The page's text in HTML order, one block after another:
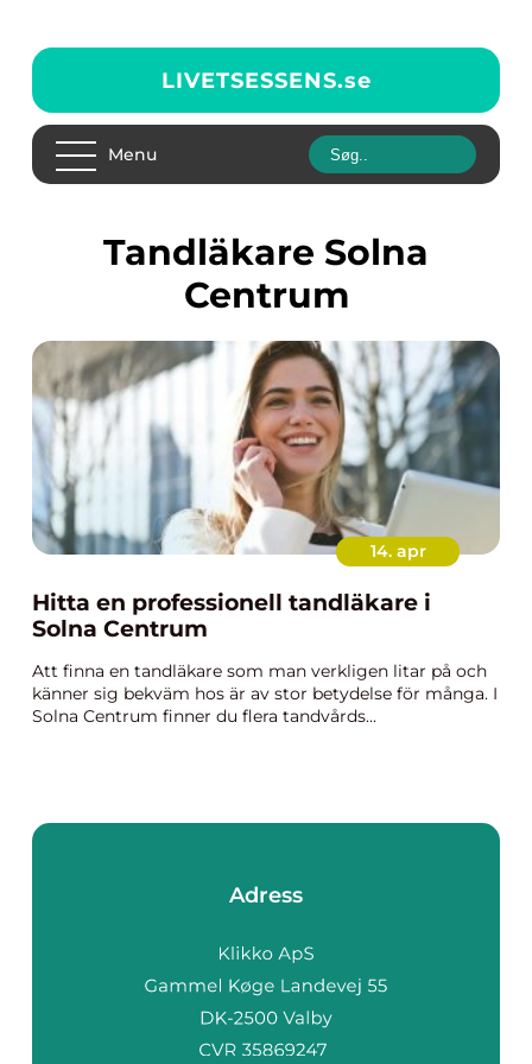
LIVETSESSENS.se
Menu
Tandläkare Solna
Centrum
14. apr
Hitta en professionell tandläkare i
Solna Centrum
Att finna en tandläkare som man verkligen litar på och
känner sig bekväm hos är av stor betydelse för många. I
Solna Centrum finner du flera tandvårds...
Adress